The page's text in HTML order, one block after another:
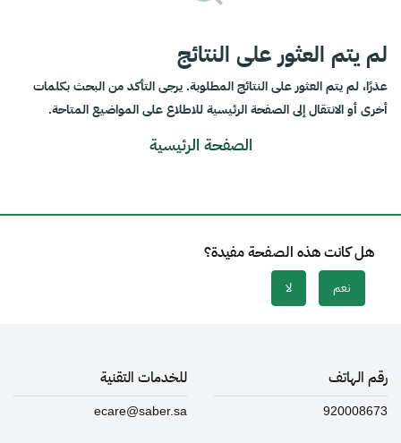
لم يتم العثور على النتائج
عذرًا، لم يتم العثور على النتائج المطلوبة. يرجى التأكد من البحث بكلمات
أخرى أو الانتقال إلى الصفحة الرئيسية للاطلاع على المواضيع المتاحة.
الصفحة الرئيسية
هل كانت هذه الصفحة مفيدة؟
نعم لا
رقم الهاتف
920008673
للخدمات التقنية
ecare@saber.sa